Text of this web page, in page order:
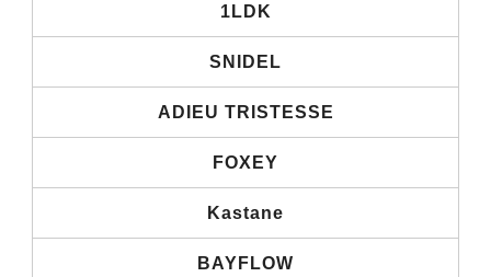
1LDK
SNIDEL
ADIEU TRISTESSE
FOXEY
Kastane
BAYFLOW